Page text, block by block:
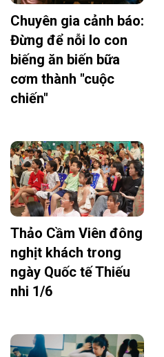
Chuyên gia cảnh báo:
Đừng để nỗi lo con
biếng ăn biến bữa
cơm thành "cuộc
chiến"
Thảo Cầm Viên đông
nghịt khách trong
ngày Quốc tế Thiếu
nhi 1/6